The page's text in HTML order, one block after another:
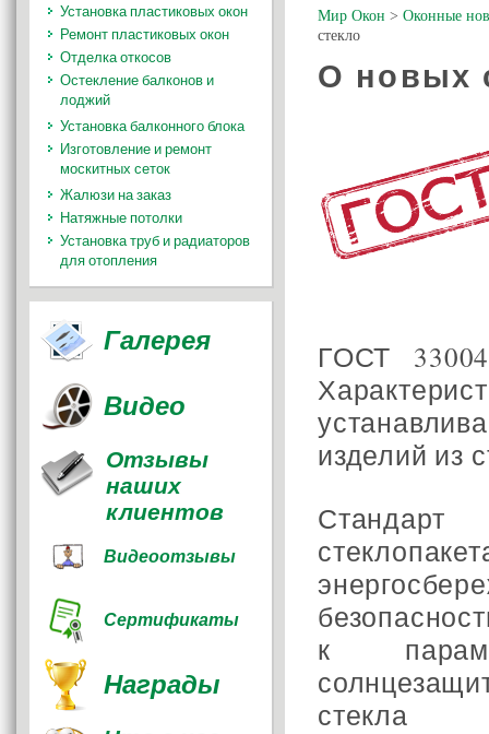
Мир Окон > Оконные
стекло
О новых
ГОСТ
изделий из
к
стекла
Установка пластиковых окон
Ремонт пластиковых окон
Отделка откосов
Остекление балконов и
лоджий
Установка балконного блока
Изготовление и ремонт
москитных сеток
Жалюзи на заказ
Натяжные потолки
Установка труб и радиаторов
для отопления
Галерея
Видео
Отзывы
наших
клиентов
Видеоотзывы
Сертификаты
Награды